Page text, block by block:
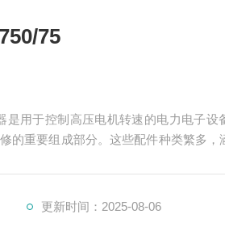
75
是用于控制高压电机转速的电力电子设
的重要组成部分。这些配件种类繁多，
更新时间：2025-08-06